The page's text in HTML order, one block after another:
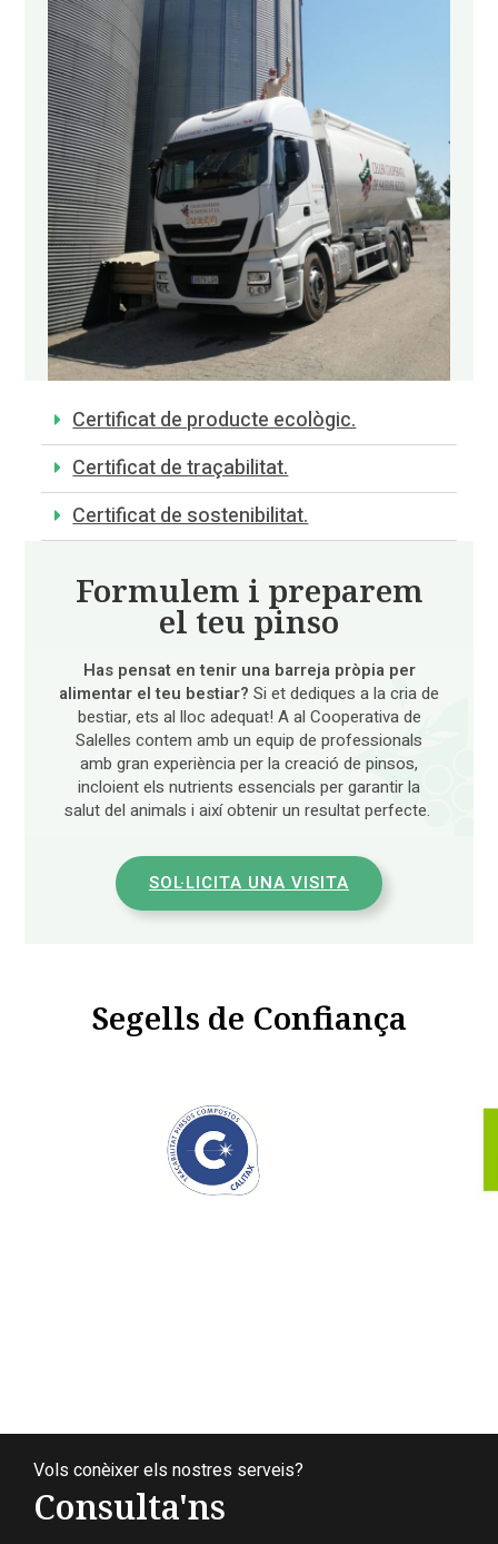
Certificat de producte ecològic.
Certificat de traçabilitat.
Certificat de sostenibilitat.
Formulem i preparem
el teu pinso
Has pensat en tenir una barreja pròpia per
alimentar el teu bestiar? Si et dediques a la cria de
bestiar, ets al lloc adequat! A al Cooperativa de
Salelles contem amb un equip de professionals
amb gran experiència per la creació de pinsos,
incloient els nutrients essencials per garantir la
salut del animals i així obtenir un resultat perfecte.
SOL·LICITA UNA VISITA
Segells de Confiança
Vols conèixer els nostres serveis?
Consulta'ns